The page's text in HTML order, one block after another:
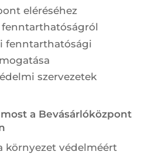
eléréséhez
fenntarthatósági
szervezetek
a Bevásárlóközpont
környezet védelméért